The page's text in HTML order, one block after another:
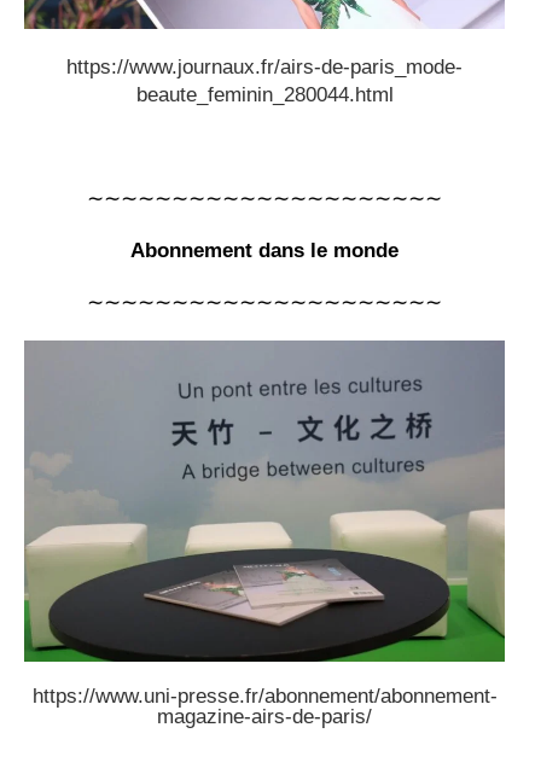
https://www.journaux.fr/airs-de-paris_mode-
beaute_feminin_280044.html
∼∼∼∼∼∼∼∼∼∼∼∼∼∼∼∼∼∼∼∼∼
Abonnement dans le monde
∼∼∼∼∼∼∼∼∼∼∼∼∼∼∼∼∼∼∼∼∼
https://www.uni-presse.fr/abonnement/abonnement-
magazine-airs-de-paris/